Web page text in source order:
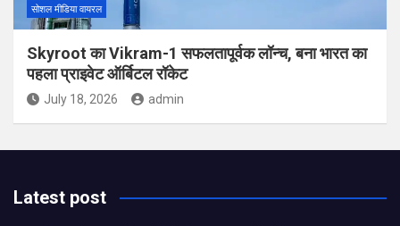
सोशल मीडिया वायरल
Skyroot का Vikram-1 सफलतापूर्वक लॉन्च, बना भारत का
पहला प्राइवेट ऑर्बिटल रॉकेट
July 18, 2026 admin
Latest post